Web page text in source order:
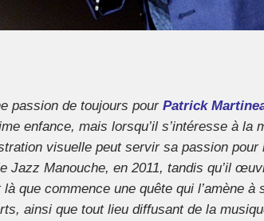
passion de toujours pour Patrick
enfance, mais lorsqu’il s’intéresse à la
visuelle peut servir sa passion pour
Jazz Manouche, en 2011, tandis qu’il
là que commence une quête qui l’amène
ainsi que tout lieu diffusant de la